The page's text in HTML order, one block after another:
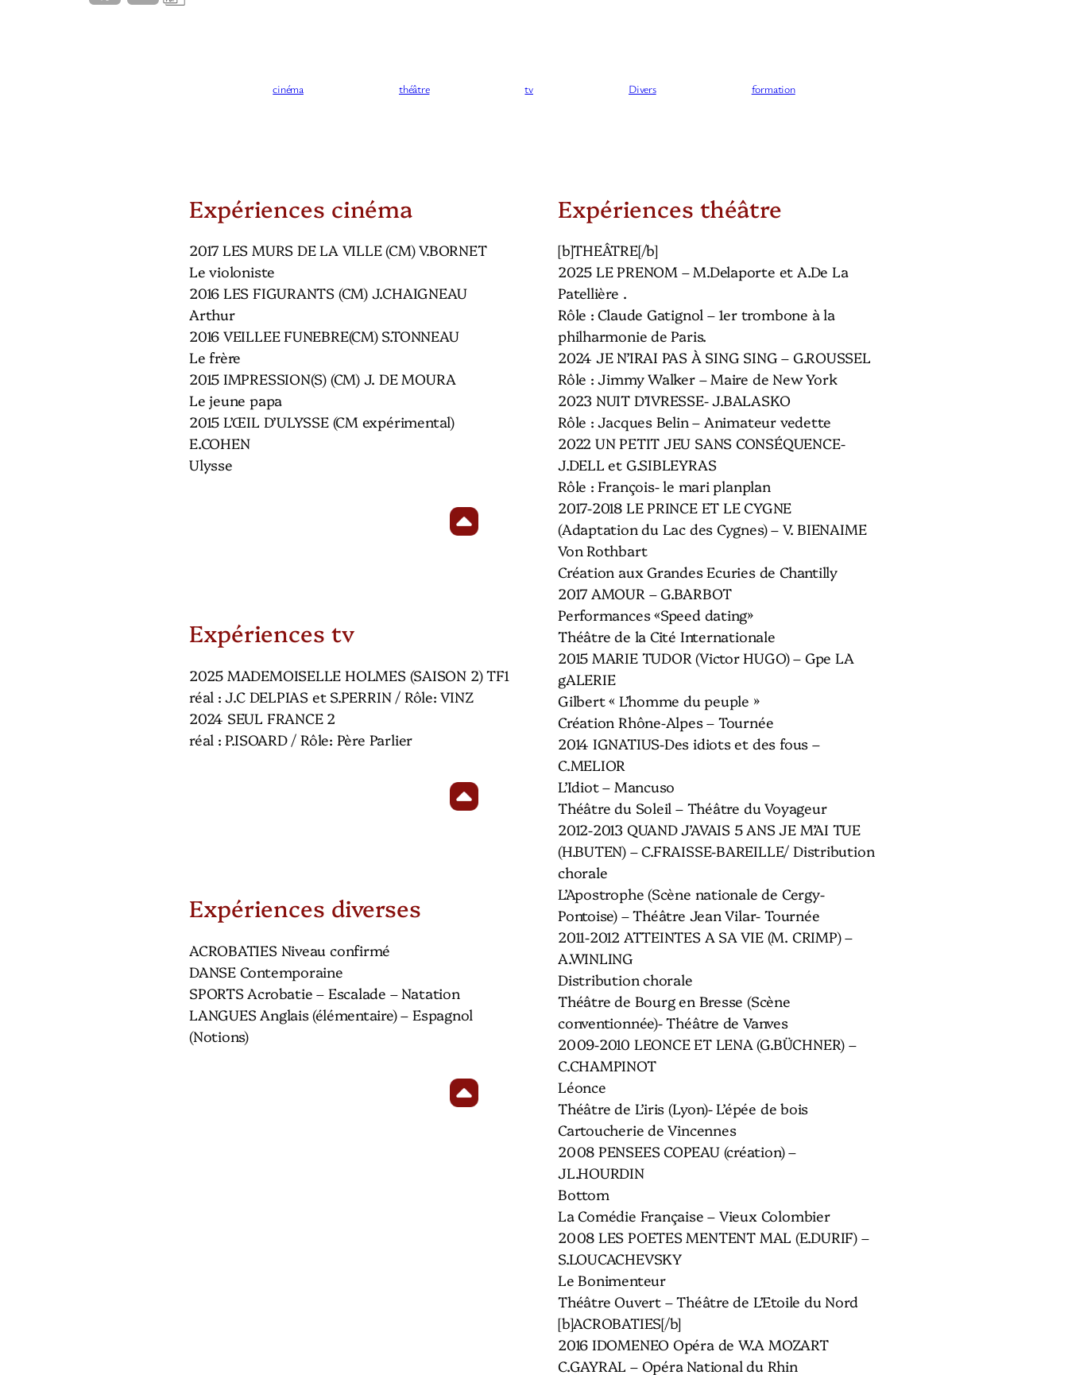
cinéma théâtre tv Divers formation
Expériences cinéma
2017 LES MURS DE LA VILLE (CM) V.BORNET
Le violoniste
2016 LES FIGURANTS (CM) J.CHAIGNEAU
Arthur
2016 VEILLEE FUNEBRE(CM) S.TONNEAU
Le frère
2015 IMPRESSION(S) (CM) J. DE MOURA
Le jeune papa
2015 L’ŒIL D’ULYSSE (CM expérimental)
E.COHEN
Ulysse
Expériences tv
2025 MADEMOISELLE HOLMES (SAISON 2) TF1
réal : J.C DELPIAS et S.PERRIN / Rôle: VINZ
2024 SEUL FRANCE 2
réal : P.ISOARD / Rôle: Père Parlier
Expériences diverses
ACROBATIES Niveau confirmé
DANSE Contemporaine
SPORTS Acrobatie – Escalade – Natation
LANGUES Anglais (élémentaire) – Espagnol
(Notions)
Expériences théâtre
[b]THEÂTRE[/b]
2025 LE PRENOM – M.Delaporte et A.De La
Patellière .
Rôle : Claude Gatignol – 1er trombone à la
philharmonie de Paris.
2024 JE N’IRAI PAS À SING SING – G.ROUSSEL
Rôle : Jimmy Walker – Maire de New York
2023 NUIT D’IVRESSE- J.BALASKO
Rôle : Jacques Belin – Animateur vedette
2022 UN PETIT JEU SANS CONSÉQUENCE-
J.DELL et G.SIBLEYRAS
Rôle : François- le mari planplan
2017-2018 LE PRINCE ET LE CYGNE
(Adaptation du Lac des Cygnes) – V. BIENAIME
Von Rothbart
Création aux Grandes Ecuries de Chantilly
2017 AMOUR – G.BARBOT
Performances «Speed dating»
Théâtre de la Cité Internationale
2015 MARIE TUDOR (Victor HUGO) – Gpe LA
gALERIE
Gilbert « L’homme du peuple »
Création Rhône-Alpes – Tournée
2014 IGNATIUS-Des idiots et des fous –
C.MELIOR
L’Idiot – Mancuso
Théâtre du Soleil – Théâtre du Voyageur
2012-2013 QUAND J’AVAIS 5 ANS JE M’AI TUE
(H.BUTEN) – C.FRAISSE-BAREILLE/ Distribution
chorale
L’Apostrophe (Scène nationale de Cergy-
Pontoise) – Théâtre Jean Vilar- Tournée
2011-2012 ATTEINTES A SA VIE (M. CRIMP) –
A.WINLING
Distribution chorale
Théâtre de Bourg en Bresse (Scène
conventionnée)- Théâtre de Vanves
2009-2010 LEONCE ET LENA (G.BÜCHNER) –
C.CHAMPINOT
Léonce
Théâtre de L’iris (Lyon)- L’épée de bois
Cartoucherie de Vincennes
2008 PENSEES COPEAU (création) –
JL.HOURDIN
Bottom
La Comédie Française – Vieux Colombier
2008 LES POETES MENTENT MAL (E.DURIF) –
S.LOUCACHEVSKY
Le Bonimenteur
Théâtre Ouvert – Théâtre de L’Etoile du Nord
[b]ACROBATIES[/b]
2016 IDOMENEO Opéra de W.A MOZART
C.GAYRAL – Opéra National du Rhin